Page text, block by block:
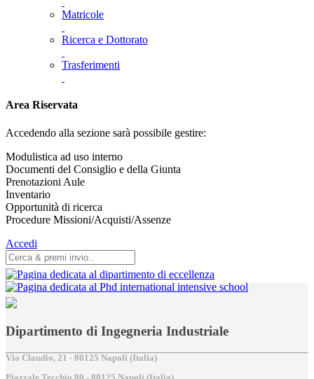
Matricole
Ricerca e Dottorato
Trasferimenti
Area Riservata
Accedendo alla sezione sarà possibile gestire:
Modulistica ad uso interno
Documenti del Consiglio e della Giunta
Prenotazioni Aule
Inventario
Opportunità di ricerca
Procedure Missioni/Acquisti/Assenze
Accedi
Dipartimento di Ingegneria Industriale
Via Claudio, 21 - 80125 Napoli (Italia)